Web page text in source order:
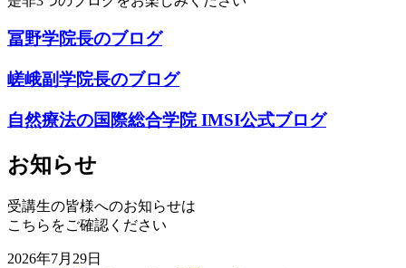
冨野学院長のブログ
嵯峨副学院長のブログ
自然療法の国際総合学院 IMSI公式ブログ
お知らせ
受講生の皆様へのお知らせは
こちらをご確認ください
2026年7月29日